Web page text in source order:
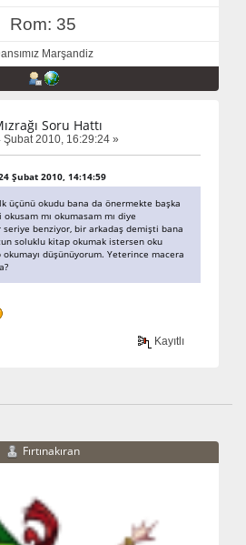
Rom: 35
Marşandiz
Soru Hattı
Şubat 2010, 16:29:24 »
Şubat 2010, 14:14:59
üçünü okudu bana da önermekte başka
mı okumasam mı diye
benziyor, bir arkadaş demişti bana
soluklu kitap okumak istersen oku
düşünüyorum. Yeterince macera
Kayıtlı
Fırtınakıran